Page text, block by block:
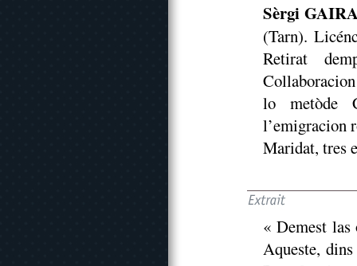
Sèrgi
(Tarn).
Retirat
lo metòde
l’emigracion
Maridat, tres
« Demest
Aqueste,